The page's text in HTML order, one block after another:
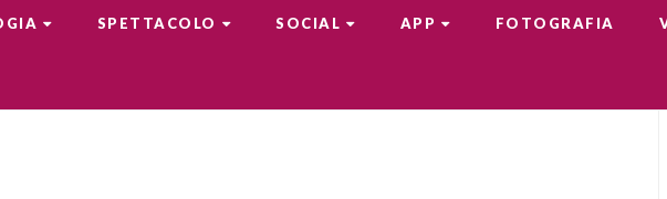
SPETTACOLO SOCIAL APP FOTOGRAFIA